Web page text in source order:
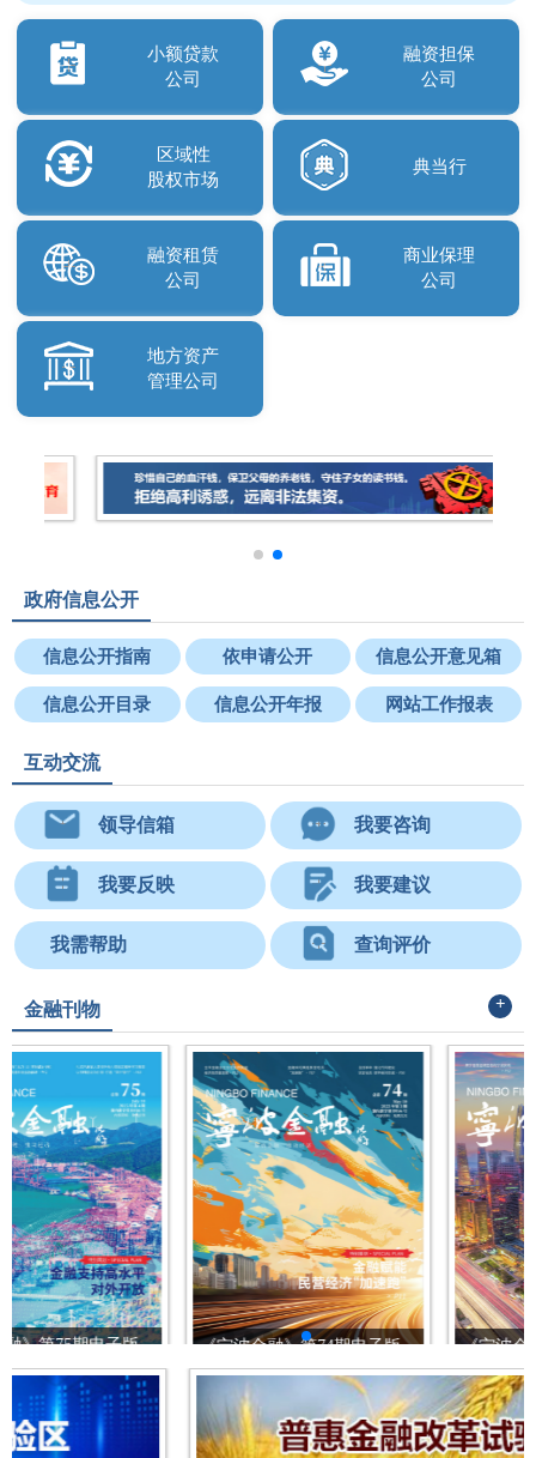
小额贷款
公司
融资担保
公司
区域性
股权市场
典当行
融资租赁
公司
商业保理
公司
地方资产
管理公司
政府信息公开
信息公开指南 依申请公开 信息公开意见箱
信息公开目录 信息公开年报 网站工作报表
互动交流
领导信箱 我要咨询
我要反映 我要建议
我需帮助 查询评价
金融刊物 +
《宁波金融》第74期电子版 ›› 《宁波金融》第78期电子版 ››